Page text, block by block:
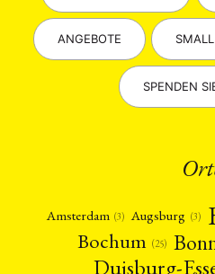
ANGEBOTE
SPENDEN
Amsterdam (3) Augsburg (3)
Bochum (25)
Duisburg-